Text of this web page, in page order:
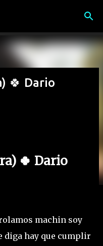
🍀 Dario
🍀 Dario
machin soy
diga hay que cumplir